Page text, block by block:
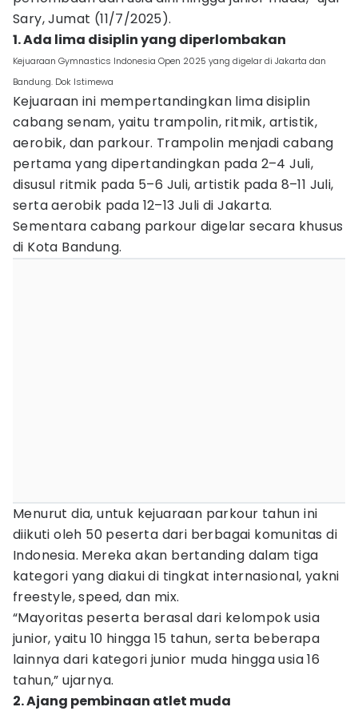
Sary, Jumat (11/7/2025).
1. Ada lima disiplin yang diperlombakan
Kejuaraan Gymnastics Indonesia Open 2025 yang digelar di Jakarta dan
Bandung. Dok Istimewa
Kejuaraan ini mempertandingkan lima disiplin
cabang senam, yaitu trampolin, ritmik, artistik,
aerobik, dan parkour. Trampolin menjadi cabang
pertama yang dipertandingkan pada 2–4 Juli,
disusul ritmik pada 5–6 Juli, artistik pada 8–11 Juli,
serta aerobik pada 12–13 Juli di Jakarta.
Sementara cabang parkour digelar secara khusus
di Kota Bandung.
Menurut dia, untuk kejuaraan parkour tahun ini
diikuti oleh 50 peserta dari berbagai komunitas di
Indonesia. Mereka akan bertanding dalam tiga
kategori yang diakui di tingkat internasional, yakni
freestyle, speed, dan mix.
“Mayoritas peserta berasal dari kelompok usia
junior, yaitu 10 hingga 15 tahun, serta beberapa
lainnya dari kategori junior muda hingga usia 16
tahun,” ujarnya.
2. Ajang pembinaan atlet muda